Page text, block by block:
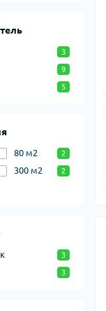
3
9
5
80 м2 2
300 м2 2
3
3